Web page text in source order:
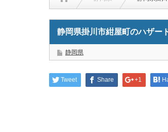
静岡県掛川市紺屋町のハザー
静岡県
Tweet Share +1